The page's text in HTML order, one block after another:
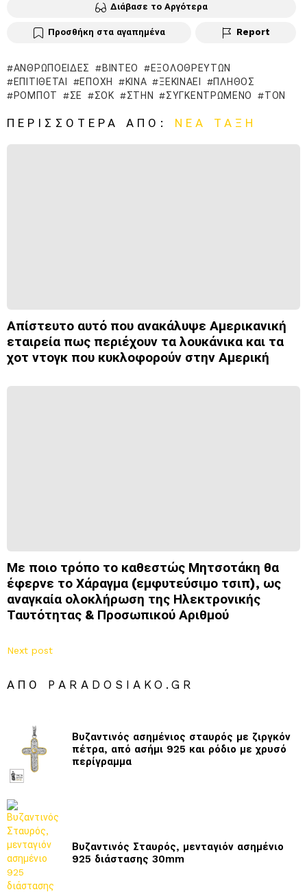
Διάβασε το Αργότερα
Προσθήκη στα αγαπημένα Report
ΑΝΘΡΩΠΟΕΙΔΈΣ ΒΊΝΤΕΟ
ΕΞΟΛΟΘΡΕΥΤΏΝ
ΕΠΙΤΊΘΕΤΑΙ
ΕΠΟΧΉ ΚΊΝΑ ΞΕΚΙΝΆΕΙ
ΠΛΉΘΟΣ
ΡΟΜΠΌΤ
ΣΕ ΣΟΚ ΣΤΗΝ ΣΥΓΚΕΝΤΡΩΜΈΝΟ ΤΟΝ
ΠΕΡΙΣΣΌΤΕΡΑ ΑΠΌ: ΝΈΑ ΤΆΞΗ
Απίστευτο αυτό που ανακάλυψε Αμερικανική
εταιρεία πως περιέχουν τα λουκάνικα και τα
χοτ ντογκ που κυκλοφορούν στην Αμερική
Με ποιο τρόπο το καθεστώς Μητσοτάκη θα
έφερνε το Χάραγμα (εμφυτεύσιμο τσιπ), ως
αναγκαία ολοκλήρωση της Ηλεκτρονικής
Ταυτότητας & Προσωπικού Αριθμού
Next post
ΑΠΌ PARADOSIAKO.GR
Βυζαντινός ασημένιος σταυρός με ζιργκόν
πέτρα, από ασήμι 925 και ρόδιο με χρυσό
περίγραμμα
Βυζαντινός Σταυρός, μενταγιόν ασημένιο
925 διάστασης 30mm